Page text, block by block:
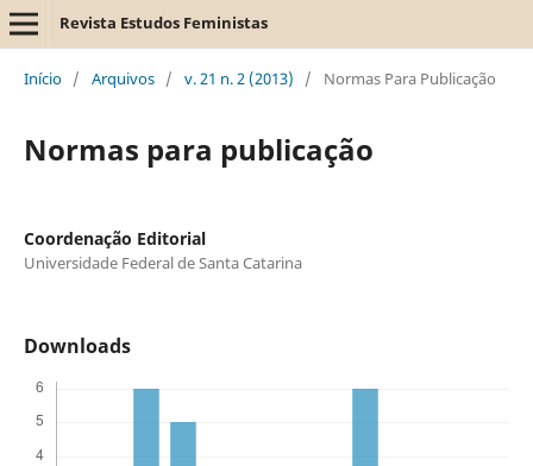
Revista Estudos Feministas
Início / Arquivos / v. 21 n. 2 (2013) / Normas Para Publicação
Normas para publicação
Coordenação Editorial
Universidade Federal de Santa Catarina
Downloads